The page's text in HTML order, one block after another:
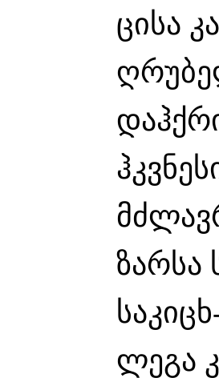
ცისა
ზარსა
ლეგა